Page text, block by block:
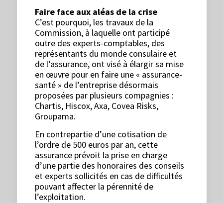
Faire face aux aléas de la crise
C’est pourquoi, les travaux de la
Commission, à laquelle ont participé
outre des experts-comptables, des
représentants du monde consulaire et
de l’assurance, ont visé à élargir sa mise
en œuvre pour en faire une « assurance-
santé » de l’entreprise désormais
proposées par plusieurs compagnies :
Chartis, Hiscox, Axa, Covea Risks,
Groupama.
En contrepartie d’une cotisation de
l’ordre de 500 euros par an, cette
assurance prévoit la prise en charge
d’une partie des honoraires des conseils
et experts sollicités en cas de difficultés
pouvant affecter la pérennité de
l’exploitation.